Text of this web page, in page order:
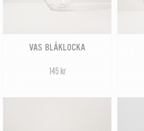
VAS BLÅKLOCKA
145 kr